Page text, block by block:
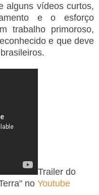
alguns vídeos curtos,
e o esforço
trabalho primoroso,
e que deve
Trailer do
no Youtube